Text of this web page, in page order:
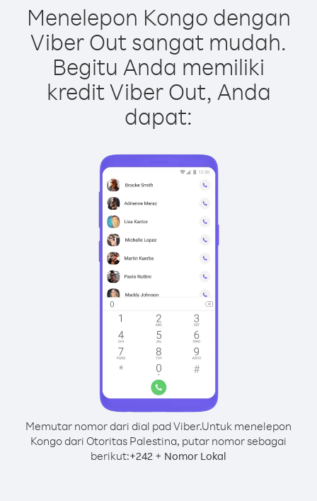
Menelepon Kongo dengan
Viber Out sangat mudah.
Begitu Anda memiliki
kredit Viber Out, Anda
dapat:
Memutar nomor dari dial pad Viber.Untuk menelepon
Kongo dari Otoritas Palestina, putar nomor sebagai
berikut:+242 + Nomor Lokal